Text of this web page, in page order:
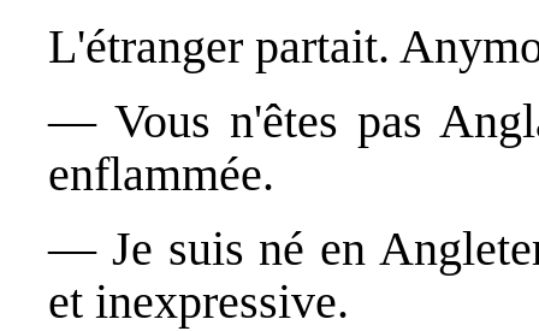
L'étranger partait.
― Vous n'êtes pas
enflammée.
― Je suis né en
et inexpressive.